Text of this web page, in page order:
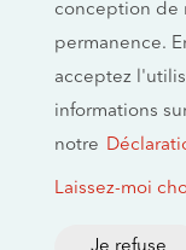
CH-4658
Réseaux sociaux
conception de
permanence.
acceptez
informations
notre
Laissez-moi
Je refuse